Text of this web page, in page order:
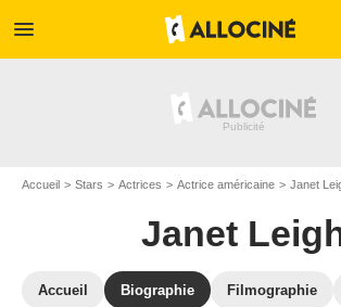
menu
Accueil Stars Actrices Actrice américaine Janet
Janet
Accueil Biographie Filmographie